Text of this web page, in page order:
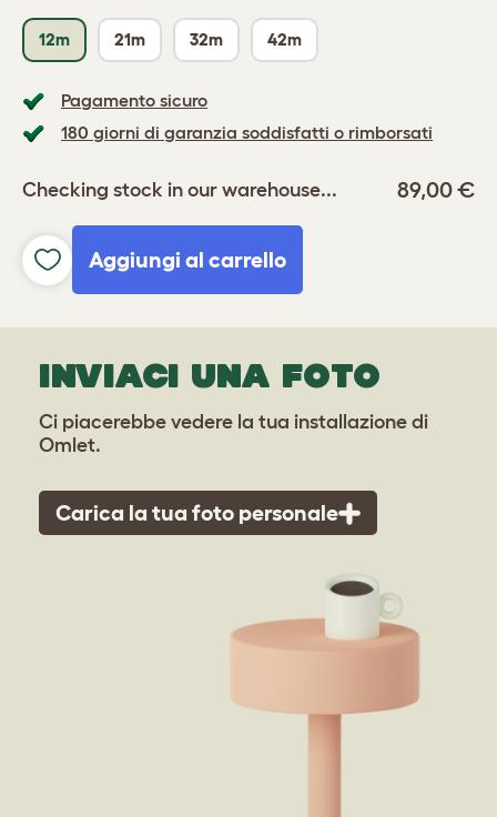
12m 21m 32m 42m
Pagamento sicuro
180 giorni di garanzia soddisfatti o rimborsati
Checking stock in our warehouse... 89,00 €
Aggiungi al carrello
INVIACI UNA FOTO
Ci piacerebbe vedere la tua installazione di
Omlet.
Carica la tua foto personale